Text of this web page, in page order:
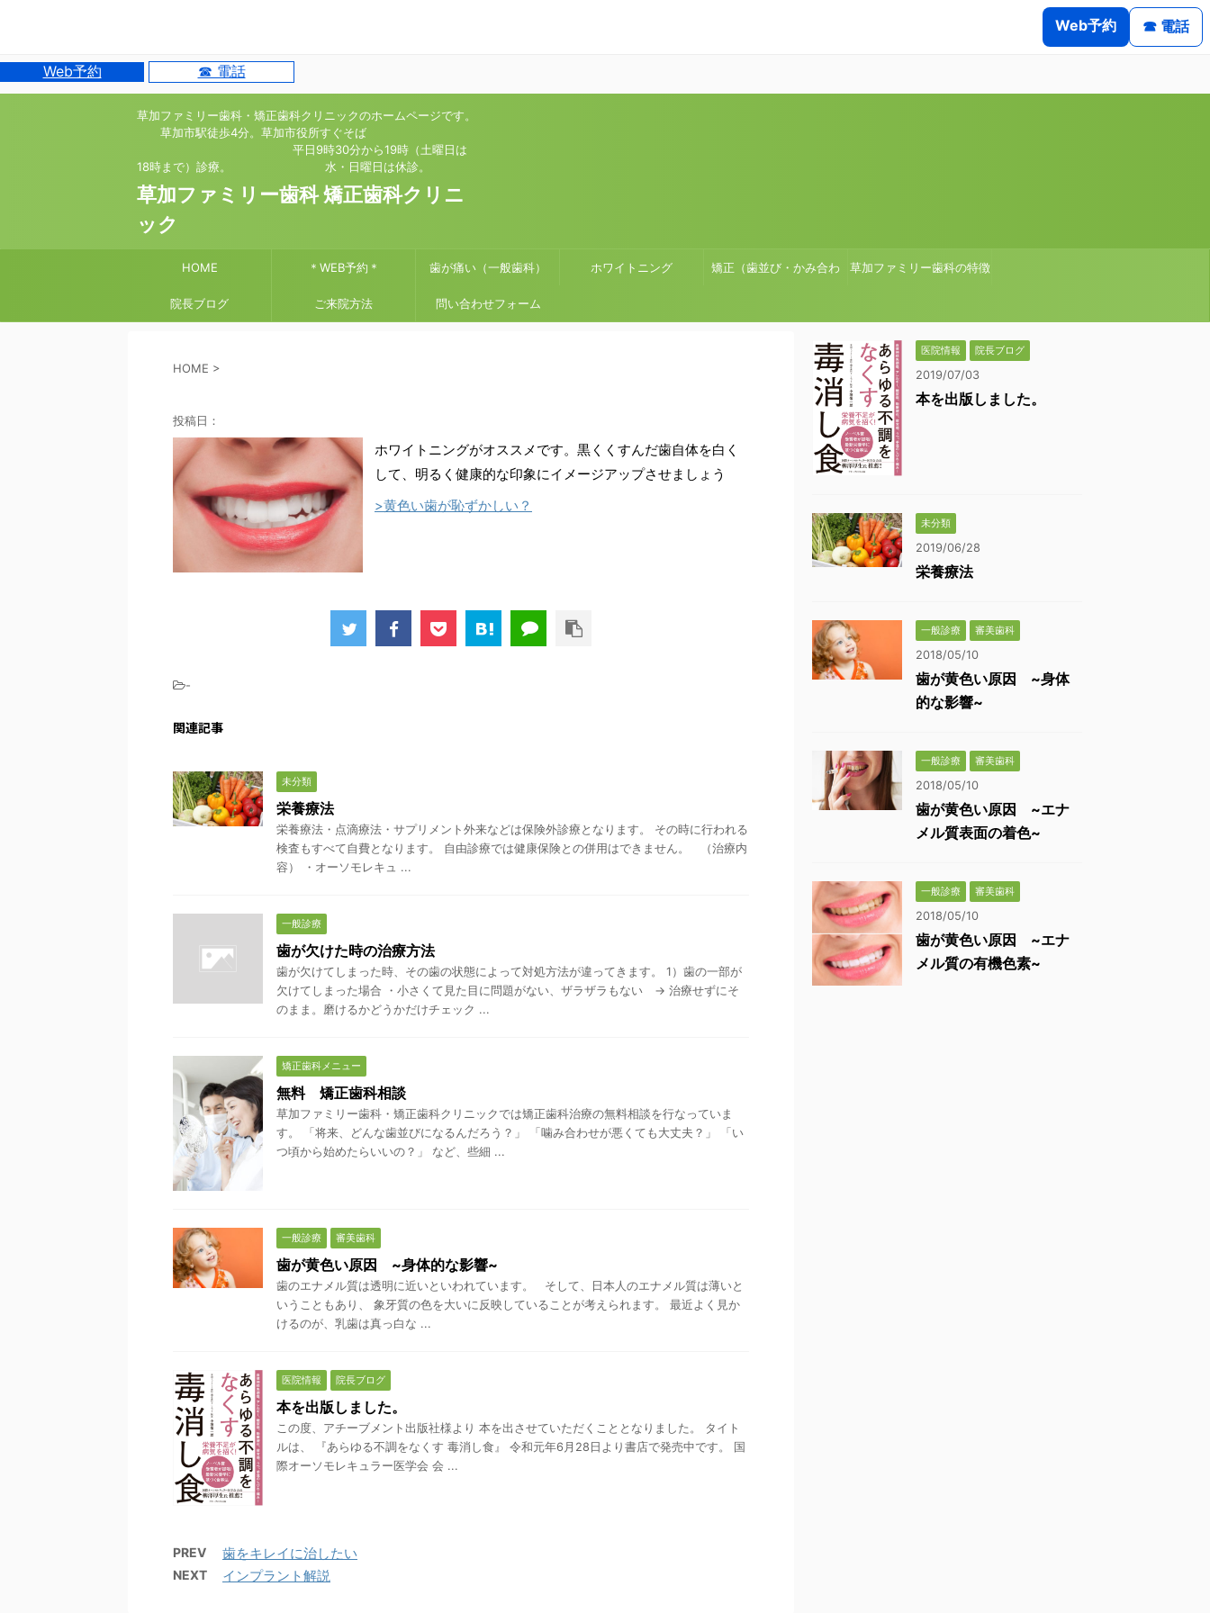
Web予約 ☎ 電話
Web予約 ☎ 電話
草加ファミリー歯科・矯正歯科クリニックのホームページです。
草加市駅徒歩4分。草加市役所すぐそば
平日9時30分から19時（土曜日は
18時まで）診療。 水・日曜日は休診。
草加ファミリー歯科 矯正歯科クリニ
ック
HOME ＊WEB予約＊ 歯が痛い（一般歯科） ホワイトニング 矯正（歯並び・かみ合わ 草加ファミリー歯科の特徴
院長ブログ ご来院方法 問い合わせフォーム
HOME >
投稿日：
ホワイトニングがオススメです。黒くくすんだ歯自体を白く
して、明るく健康的な印象にイメージアップさせましょう
>黄色い歯が恥ずかしい？
-
関連記事
未分類
栄養療法
栄養療法・点滴療法・サプリメント外来などは保険外診療となります。 その時に行われる
検査もすべて自費となります。 自由診療では健康保険との併用はできません。 （治療内
容） ・オーソモレキュ ...
一般診療
歯が欠けた時の治療方法
歯が欠けてしまった時、その歯の状態によって対処方法が違ってきます。 1）歯の一部が
欠けてしまった場合 ・小さくて見た目に問題がない、ザラザラもない → 治療せずにそ
のまま。磨けるかどうかだけチェック ...
矯正歯科メニュー
無料 矯正歯科相談
草加ファミリー歯科・矯正歯科クリニックでは矯正歯科治療の無料相談を行なっていま
す。 「将来、どんな歯並びになるんだろう？」 「噛み合わせが悪くても大丈夫？」 「い
つ頃から始めたらいいの？」 など、些細 ...
一般診療 審美歯科
歯が黄色い原因 ~身体的な影響~
歯のエナメル質は透明に近いといわれています。 そして、日本人のエナメル質は薄いと
いうこともあり、 象牙質の色を大いに反映していることが考えられます。 最近よく見か
けるのが、乳歯は真っ白な ...
医院情報 院長ブログ
本を出版しました。
この度、アチーブメント出版社様より 本を出させていただくこととなりました。 タイト
ルは、 『あらゆる不調をなくす 毒消し食』 令和元年6月28日より書店で発売中です。 国
際オーソモレキュラー医学会 会 ...
PREV 歯をキレイに治したい
NEXT インプラント解説
医院情報 院長ブログ
2019/07/03
本を出版しました。
未分類
2019/06/28
栄養療法
一般診療 審美歯科
2018/05/10
歯が黄色い原因 ~身体
的な影響~
一般診療 審美歯科
2018/05/10
歯が黄色い原因 ~エナ
メル質表面の着色~
一般診療 審美歯科
2018/05/10
歯が黄色い原因 ~エナ
メル質の有機色素~